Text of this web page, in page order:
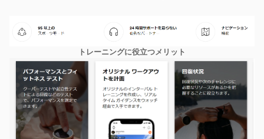
トレーニングに役立つメリット